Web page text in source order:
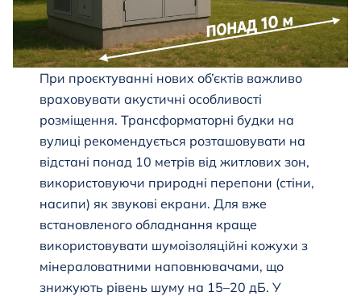
При проєктуванні нових об’єктів важливо
враховувати акустичні особливості
розміщення. Трансформаторні будки на
вулиці рекомендується розташовувати на
відстані понад 10 метрів від житлових зон,
використовуючи природні перепони (стіни,
насипи) як звукові екрани. Для вже
встановленого обладнання краще
використовувати шумоізоляційні кожухи з
мінераловатними наповнювачами, що
знижують рівень шуму на 15–20 дБ. У